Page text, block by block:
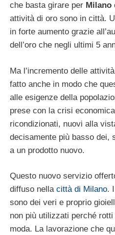
che basta girare per Milano
attività di oro sono in città.
in forte aumento grazie
dell’oro che negli ultimi 5
Ma l’incremento delle
fatto anche in modo che
alle esigenze della
prese con la crisi
ricondizionati, nuovi alla
decisamente più basso dei,
a un prodotto nuovo.
Questo nuovo servizio
diffuso nella città di Milano. I
sono dei veri e proprio
non più utilizzati perché
moda. La lavorazione che